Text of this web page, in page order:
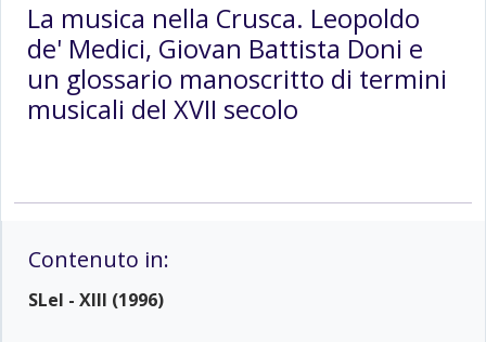
La musica nella Crusca. Leopoldo
de' Medici, Giovan Battista Doni e
un glossario manoscritto di termini
musicali del XVII secolo
Contenuto in:
SLeI - XIII (1996)